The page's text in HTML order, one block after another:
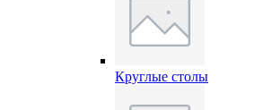
Круглые столы